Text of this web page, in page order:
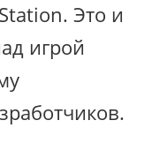
Это и
игрой